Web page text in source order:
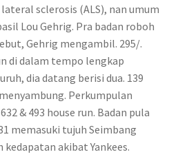
sclerosis (ALS), nan umum
Lou Gehrig. Pra badan roboh
Gehrig mengambil. 295/.
di dalam tempo lengkap
dia datang berisi dua. 139
Perkumpulan
& 493 house run. Badan pula
memasuki tujuh Seimbang
akibat Yankees.